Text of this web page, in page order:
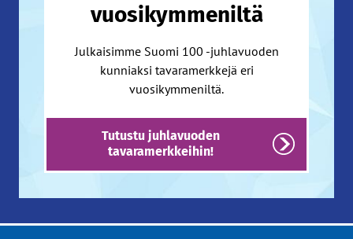
vuosikymmeniltä
Julkaisimme Suomi 100 -juhlavuoden
kunniaksi tavaramerkkejä eri
vuosikymmeniltä.
Tutustu juhlavuoden
tavaramerkkeihin!